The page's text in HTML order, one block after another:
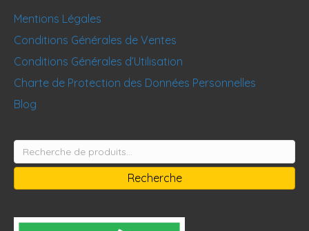
Mentions Légales
Conditions Générales de Ventes
Conditions Générales d’Utilisation
Charte de Protection des Données Personnelles
Blog
Recherche
pour :
Recherche